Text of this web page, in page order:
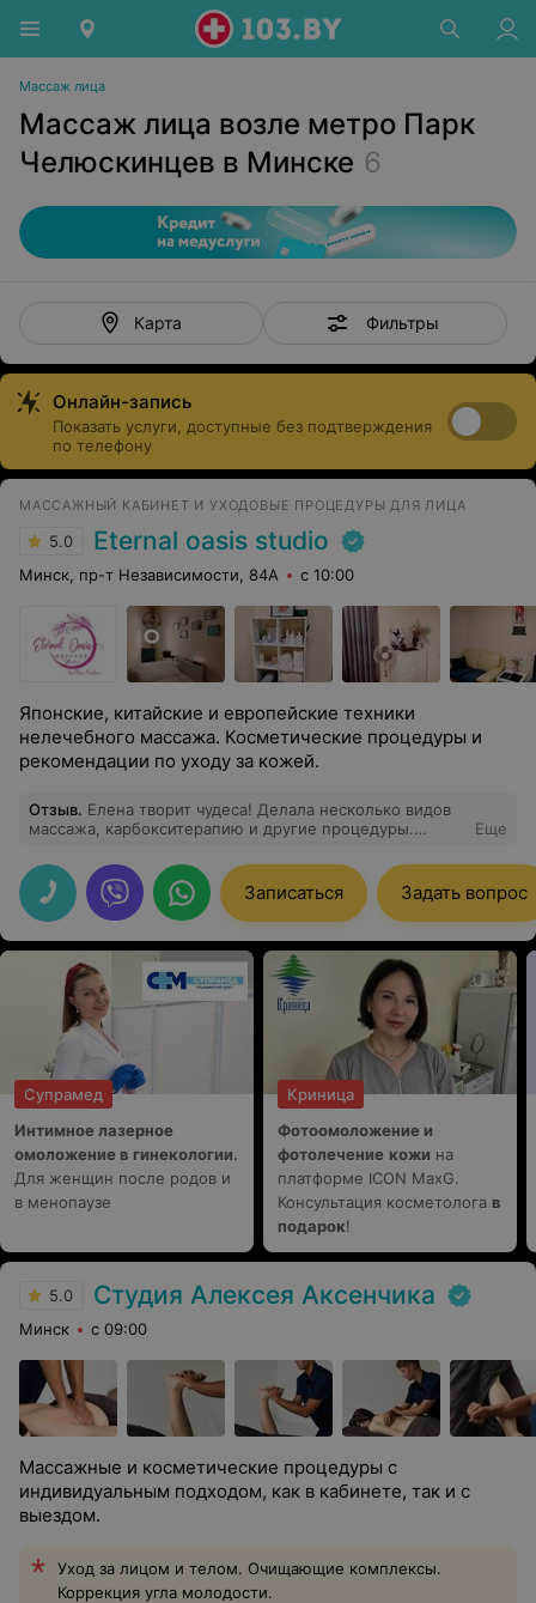
Массаж лица
Массаж лица возле метро Парк
Челюскинцев в Минске 6
Карта Фильтры
Онлайн-запись
Показать услуги, доступные без подтверждения
по телефону
МАССАЖНЫЙ КАБИНЕТ И УХОДОВЫЕ ПРОЦЕДУРЫ ДЛЯ ЛИЦА
5.0 Eternal oasis studio
Минск, пр-т Независимости, 84А с 10:00
Японские, китайские и европейские техники
нелечебного массажа. Косметические процедуры и
рекомендации по уходу за кожей.
Отзыв. Елена творит чудеса! Делала несколько видов
массажа, карбокситерапию и другие процедуры.
Особенно приятно, что без рискованных инъекционных
процедур можно добиться потрясающего результата.
Очень понравилась косметика, которой теперь
пользуюсь ежедневно. Однозначно буду обращаться и
проходить курс процедур только у Елены.
Профессиональный подход, грамотный специалист с
медицинским образованием, приятная обстановка.
Еще
Записаться Задать вопрос
Супрамед
Интимное лазерное
омоложение в гинекологии.
Для женщин после родов и
в менопаузе
Криница
Фотоомоложение и
фотолечение кожи на
платформе ICON MaxG.
Консультация косметолога в
подарок!
5.0 Студия Алексея Аксенчика
Минск с 09:00
Массажные и косметические процедуры с
индивидуальным подходом, как в кабинете, так и с
выездом.
Уход за лицом и телом. Очищающие комплексы.
Коррекция угла молодости.